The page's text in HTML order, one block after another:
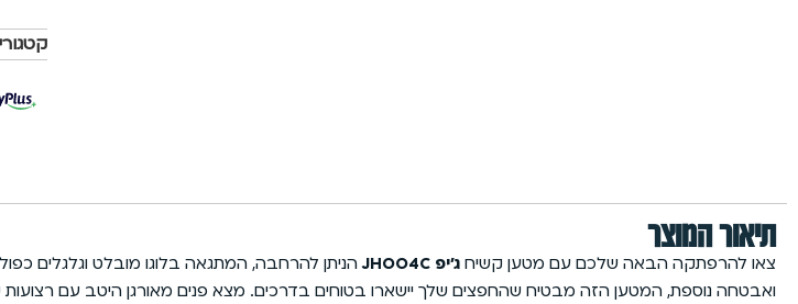
תיאור המוצר
צאו להרפתקה הבאה שלכם עם מטען קשיח ג’יפ JHOO4C
הניתן להרחבה, המתגאה בלוגו מובלט וגלגלים
ואבטחה נוספת, המטען הזה מבטיח שהחפצים שלך יישארו בטוחים בדרכים. מצא פנים מאורגן היטב עם רצועות